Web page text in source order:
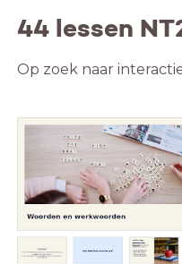
44 lessen
Op zoek naar